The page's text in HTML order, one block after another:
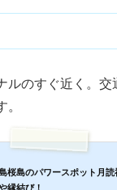
ルのすぐ近く。交
桜島のパワースポット月
縁結び！